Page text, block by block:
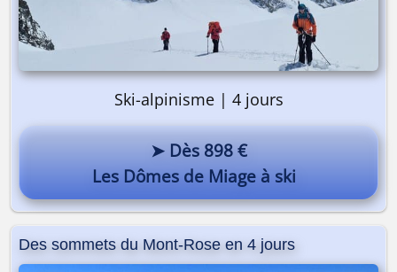
Ski-alpinisme | 4 jours
➤ Dès 898 €
Les Dômes de Miage à ski
Des sommets du Mont-Rose en 4 jours